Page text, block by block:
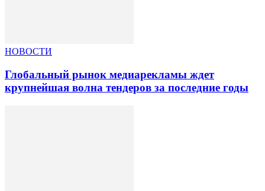
НОВОСТИ
Глобальный рынок медиарекламы ждет
крупнейшая волна тендеров за последние годы